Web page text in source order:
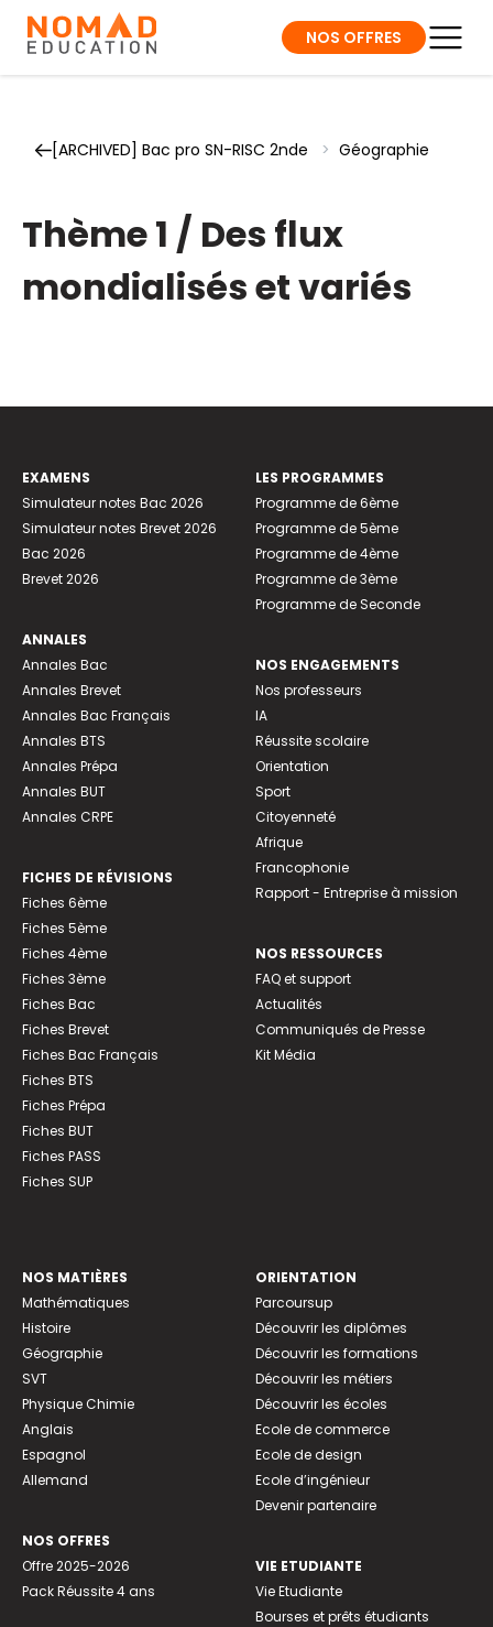
NOS OFFRES
[ARCHIVED] Bac pro SN-RISC 2nde > Géographie
Thème 1 / Des flux
mondialisés et variés
EXAMENS
Simulateur notes Bac 2026
Simulateur notes Brevet 2026
Bac 2026
Brevet 2026
ANNALES
Annales Bac
Annales Brevet
Annales Bac Français
Annales BTS
Annales Prépa
Annales BUT
Annales CRPE
FICHES DE RÉVISIONS
Fiches 6ème
Fiches 5ème
Fiches 4ème
Fiches 3ème
Fiches Bac
Fiches Brevet
Fiches Bac Français
Fiches BTS
Fiches Prépa
Fiches BUT
Fiches PASS
Fiches SUP
LES PROGRAMMES
Programme de 6ème
Programme de 5ème
Programme de 4ème
Programme de 3ème
Programme de Seconde
NOS ENGAGEMENTS
Nos professeurs
IA
Réussite scolaire
Orientation
Sport
Citoyenneté
Afrique
Francophonie
Rapport - Entreprise à mission
NOS RESSOURCES
FAQ et support
Actualités
Communiqués de Presse
Kit Média
NOS MATIÈRES
Mathématiques
Histoire
Géographie
SVT
Physique Chimie
Anglais
Espagnol
Allemand
NOS OFFRES
Offre 2025-2026
Pack Réussite 4 ans
ORIENTATION
Parcoursup
Découvrir les diplômes
Découvrir les formations
Découvrir les métiers
Découvrir les écoles
Ecole de commerce
Ecole de design
Ecole d’ingénieur
Devenir partenaire
VIE ETUDIANTE
Vie Etudiante
Bourses et prêts étudiants